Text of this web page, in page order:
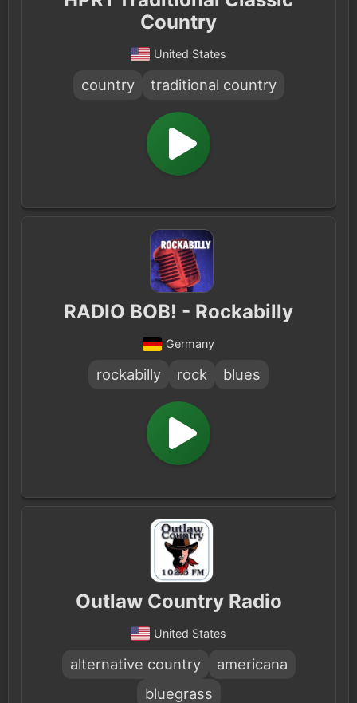
Country
United States
country traditional country
RADIO BOB! - Rockabilly
Germany
rockabilly rock blues
Outlaw Country Radio
United States
alternative country
americana
bluegrass